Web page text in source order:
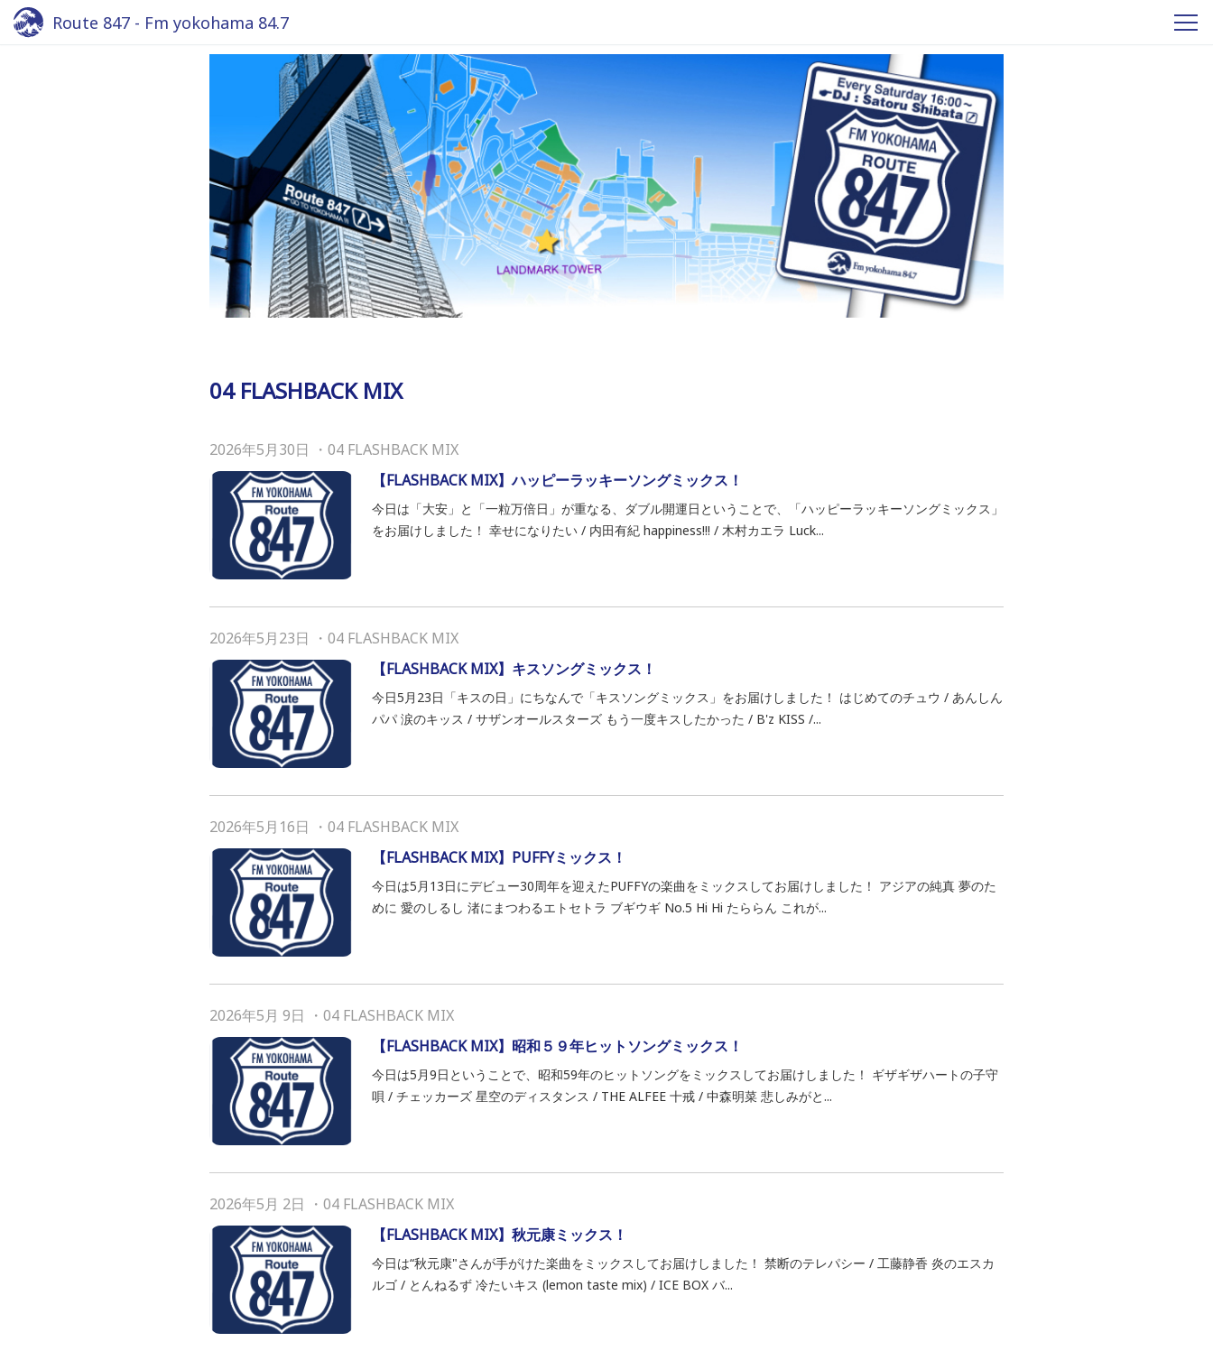
Route 847 - Fm yokohama 84.7
04 FLASHBACK MIX
2026年5月30日 ・ 04 FLASHBACK MIX
【FLASHBACK MIX】ハッピーラッキーソングミックス！
今日は「大安」と「一粒万倍日」が重なる、ダブル開運日ということで、「ハッピーラッキーソングミックス」
をお届けしました！ 幸せになりたい / 内田有紀 happiness!!! / 木村カエラ Luck...
2026年5月23日 ・ 04 FLASHBACK MIX
【FLASHBACK MIX】キスソングミックス！
今日5月23日「キスの日」にちなんで「キスソングミックス」をお届けしました！ はじめてのチュウ / あんしん
パパ 涙のキッス / サザンオールスターズ もう一度キスしたかった / B'z KISS /...
2026年5月16日 ・ 04 FLASHBACK MIX
【FLASHBACK MIX】PUFFYミックス！
今日は5月13日にデビュー30周年を迎えたPUFFYの楽曲をミックスしてお届けしました！ アジアの純真 夢のた
めに 愛のしるし 渚にまつわるエトセトラ ブギウギ No.5 Hi Hi たららん これが...
2026年5月 9日 ・ 04 FLASHBACK MIX
【FLASHBACK MIX】昭和５９年ヒットソングミックス！
今日は5月9日ということで、昭和59年のヒットソングをミックスしてお届けしました！ ギザギザハートの子守
唄 / チェッカーズ 星空のディスタンス / THE ALFEE 十戒 / 中森明菜 悲しみがと...
2026年5月 2日 ・ 04 FLASHBACK MIX
【FLASHBACK MIX】秋元康ミックス！
今日は“秋元康"さんが手がけた楽曲をミックスしてお届けしました！ 禁断のテレパシー / 工藤静香 炎のエスカ
ルゴ / とんねるず 冷たいキス (lemon taste mix) / ICE BOX バ...